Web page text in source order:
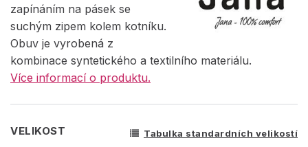
zapínáním na pásek se
suchým zipem kolem kotníku.
Obuv je vyrobená z
kombinace syntetického a textilního materiálu.
Více informací o produktu.
VELIKOST Tabulka standardních velikostí